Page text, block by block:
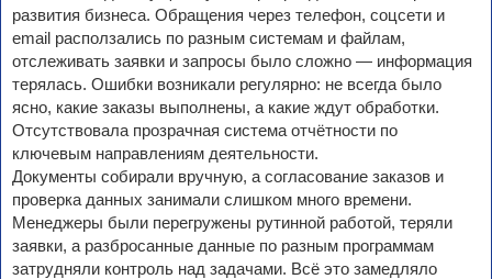
развития бизнеса. Обращения через телефон, соцсети и
email расползались по разным системам и файлам,
отслеживать заявки и запросы было сложно — информация
терялась. Ошибки возникали регулярно: не всегда было
ясно, какие заказы выполнены, а какие ждут обработки.
Отсутствовала прозрачная система отчётности по
ключевым направлениям деятельности.
Документы собирали вручную, а согласование заказов и
проверка данных занимали слишком много времени.
Менеджеры были перегружены рутинной работой, теряли
заявки, а разбросанные данные по разным программам
затрудняли контроль над задачами. Всё это замедляло